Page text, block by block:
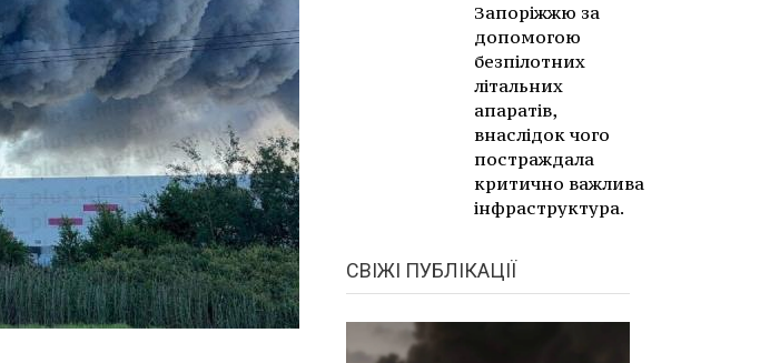
Запоріжжю за
допомогою
безпілотних
літальних
апаратів,
внаслідок чого
постраждала
критично важлива
інфраструктура.
СВІЖІ ПУБЛІКАЦІЇ